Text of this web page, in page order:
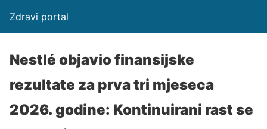
Zdravi portal
Nestlé objavio finansijske
rezultate za prva tri mjeseca
2026. godine: Kontinuirani rast se